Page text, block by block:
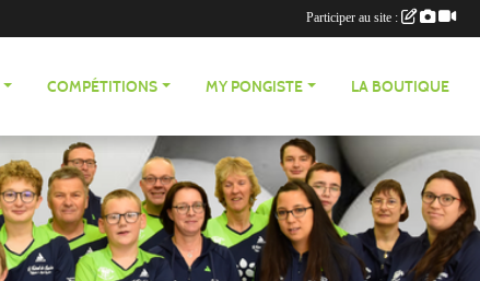
COMPÉTITIONS MY PONGISTE LA BOUTIQUE
Participer au site :